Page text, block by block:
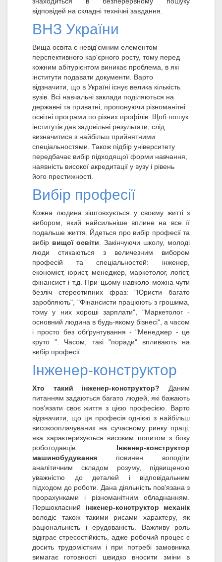
відповідей на складні технічні завдання.
ВНЗ України
Вища освіта є невід'ємним елементом
перспективного кар'єрного росту, тому перед
кожним абітурієнтом виникає проблема, в які
інститути подавати документи. Варто
відзначити, що в Україні існує велика кількість
вузів. Всі навчальні заклади поділяються на
державні та приватні, пропонуючи різноманітні
освітні програми по різних профілів. Щоб пошук
інститутів дав задовільні результати, слід
визначитися з найбільш прийнятними
спеціальностями. Також підбір університету
передбачає вибір підходящої форми навчання,
наявність високої акредитації у вузу і рівень
його престижності.
Вибір професії
Кожна людина зіштовхується у своєму житті з
вибором, який найсильніше вплине на все її
подальше життя. Йдеться про вибір професії та
вибір вищої освіти . Закінчуючи школу, молоді
люди стикаються з величезним вибором
професій та спеціальностей: інженер,
економіст, юрист, менеджер, маркетолог, логіст,
фінансист і т.д. При цьому навколо можна чути
безліч стереотипних фраз: "Юристи багато
заробляють", "Фінансисти працюють з грошима,
тому у них хороші зарплати", "Маркетолог -
основний людина в будь-якому бізнесі", а часом
і просто без обґрунтування - "Менеджер - це
круто ". Часом, такі "поради" впливають на
вибір професії.
Інженер-конструктор
Хто такий інженер-конструктор? Даним
питанням задаються багато людей, які бажають
пов'язати своє життя з цією професією. Варто
відзначити, що ця професія однією з найбільш
високооплачуваних на сучасному ринку праці,
яка характеризується високим попитом з боку
роботодавців. Інженер-конструктор
машинобудування повинен володіти
аналітичним складом розуму, підвищеною
уважністю до деталей і відповідальним
підходом до роботи. Дана діяльність пов'язана з
прорахунками і різноманітним обладнанням.
Першокласний інженер-конструктор механік
володіє також такими рисами характеру, як
раціональність і ерудованість. Важливу роль
відіграє стресостійкість, адже робочий процес є
досить трудомістким і при потребі замовника
вимагає готовності швидко вносити зміни в